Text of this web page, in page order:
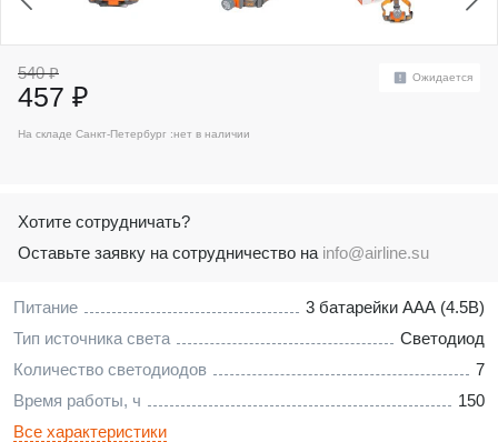
Питание
3 батарейки ААА (4.5В)
Тип источника света
Светодиод
Количество светодиодов
7
Время работы, ч
150
Все характеристики
540 ₽
457 ₽
Ожидается
На складе Санкт-Петербург :нет в наличии
Хотите сотрудничать?
Оставьте заявку на сотрудничество на info@airline.su